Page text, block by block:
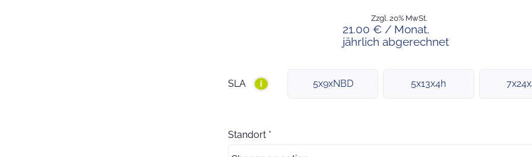
21.00 € / Monat,
jährlich abgerechnet
Zzgl. 20% MwSt.
SLA i 5x9xNBD 5x13x4h
Standort *